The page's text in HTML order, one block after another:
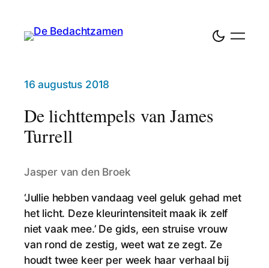
16 augustus 2018
De lichttempels van James
Turrell
Jasper van den Broek
‘Jullie hebben vandaag veel geluk gehad met
het licht. Deze kleurintensiteit maak ik zelf
niet vaak mee.’ De gids, een struise vrouw
van rond de zestig, weet wat ze zegt. Ze
houdt twee keer per week haar verhaal bij